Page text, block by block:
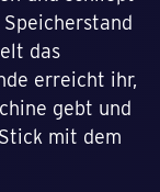
das
erreicht ihr,
gebt und
mit dem